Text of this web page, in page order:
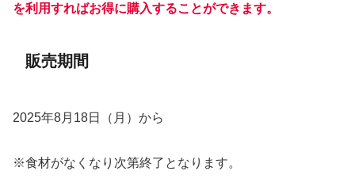
を利用すればお得に購入することができます。
販売期間
2025年8月18日（月）から
※食材がなくなり次第終了となります。